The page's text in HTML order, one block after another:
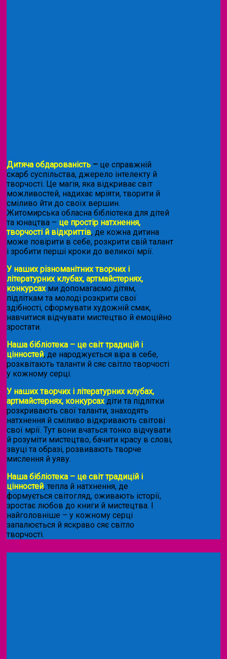
Дитяча обдарованість – це справжній
скарб суспільства, джерело інтелекту й
творчості. Це магія, яка відкриває світ
можливостей, надихає мріяти, творити й
сміливо йти до своїх вершин.
Житомирська обласна бібліотека для дітей
та юнацтва – це простір натхнення,
творчості й відкриттів, де кожна дитина
може повірити в себе, розкрити свій талант
і зробити перші кроки до великої мрії.
У наших різноманітних творчих і
літературних клубах, артмайстернях,
конкурсахми допомагаємо дітям,
підліткам та молоді розкрити свої
здібності, сформувати художній смак,
навчитися відчувати мистецтво й емоційно
зростати.
Наша бібліотека – це світ традицій і
цінностей, де народжується віра в себе,
розквітають таланти й сяє світло творчості
у кожному серці.
У наших творчих і літературних клубах,
артмайстернях, конкурсахдіти та підлітки
розкривають свої таланти, знаходять
натхнення й сміливо відкривають світові
свої мрії. Тут вони вчаться тонко відчувати
й розуміти мистецтво, бачити красу в слові,
звуці та образі, розвивають творче
мислення й уяву.
Наша бібліотека – це світ традицій і
цінностей, тепла й натхнення, де
формується світогляд, оживають історії,
зростає любов до книги й мистецтва. І
найголовніше – у кожному серці
запалюється й яскраво сяє світло
творчості.